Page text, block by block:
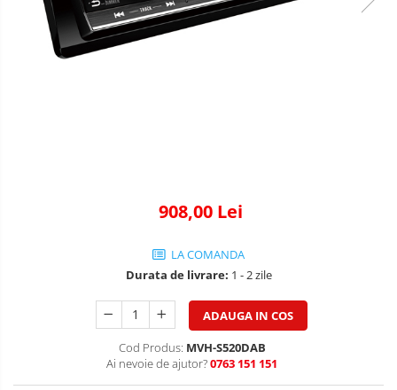
908,00 Lei
LA COMANDA
Durata de livrare: 1 - 2 zile
ADAUGA IN COS
Cod Produs: MVH-S520DAB
Ai nevoie de ajutor?0763 151 151